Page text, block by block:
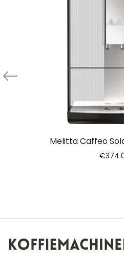
Melitta Caffeo
€